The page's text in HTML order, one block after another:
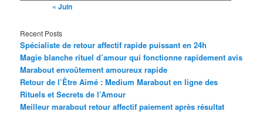
« Juin
Recent Posts
Spécialiste de retour affectif rapide puissant en 24h
Magie blanche rituel d’amour qui fonctionne rapidement avis
Marabout envoûtement amoureux rapide
Retour de l’Être Aimé : Medium Marabout en ligne des
Rituels et Secrets de l’Amour
Meilleur marabout retour affectif paiement après résultat